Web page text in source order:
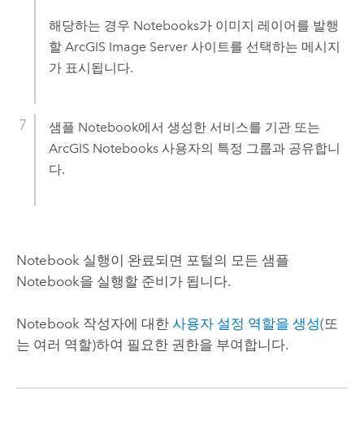
해당하는 경우 Notebooks가 이미지 레이어를 발행
할 ArcGIS Image Server사이트를 선택하는 메시지
가 표시됩니다.
샘플 Notebook에서 생성한 서비스를 기관 또는
ArcGIS Notebooks사용자의 특정 그룹과 공유합니
다.
Notebook 실행이 완료되면 포털의 모든 샘플
Notebook을 실행할 준비가 됩니다.
Notebook 작성자에 대한 사용자 설정 역할을 생성(또
는 여러 역할)하여 필요한 권한을 부여합니다.